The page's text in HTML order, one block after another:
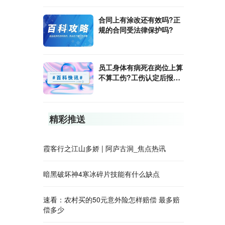
合同上有涂改还有效吗?正
规的合同受法律保护吗?
员工身体有病死在岗位上算
不算工伤?工伤认定后报销
精彩推送
霞客行之江山多娇 | 阿庐古洞_焦点热讯
暗黑破坏神4寒冰碎片技能有什么缺点
速看：农村买的50元意外险怎样赔偿 最多赔
偿多少